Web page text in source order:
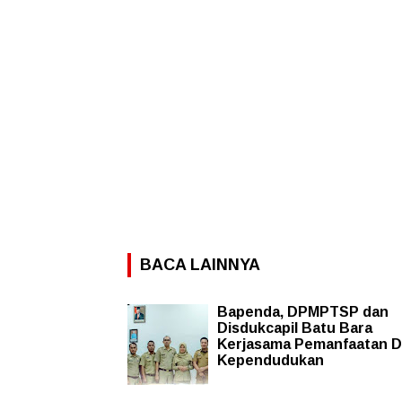
BACA LAINNYA
Bapenda, DPMPTSP dan
Disdukcapil Batu Bara
Kerjasama Pemanfaatan
Kependudukan